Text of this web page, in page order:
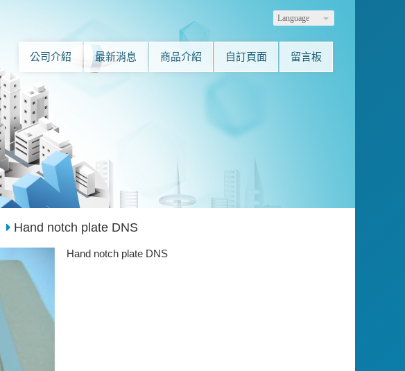
Language
公司介紹 最新消息 商品介紹 自訂頁面 留言板
Hand notch plate DNS
Hand notch plate DNS